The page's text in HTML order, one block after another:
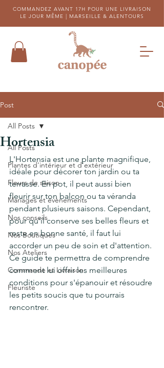
COMMANDEZ AVANT 17H POUR UNE LIVRAISON
LE JOUR MÊME | MARSEILLE & ALENTOURS
Post
All Posts
Plantes d'intérieur et d'extérieur
Fleurs de saison
Mariages et évènements
Nos conseils
Nos Boutiques
Nos Ateliers
Commande et Livraison
Fleuriste
All Posts
Hortensia
L'Hortensia est une plante magnifique,
idéale pour décorer ton jardin ou ta
terrasse. En pot, il peut aussi bien
fleurir sur ton balcon ou ta véranda
pendant plusieurs saisons. Cependant,
pour qu'il conserve ses belles fleurs et
reste en bonne santé, il faut lui
accorder un peu de soin et d'attention.
Ce guide te permettra de comprendre
comment lui offrir les meilleures
conditions pour s'épanouir et résoudre
les petits soucis que tu pourrais
rencontrer.